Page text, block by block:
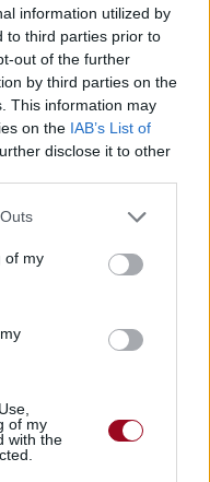
information utilized by
to third parties prior to
out of the further
by third parties on the
This information may
on the IAB’s List of
disclose it to other
of my
of my
with the
6 le 8 décembre 2019 à
: